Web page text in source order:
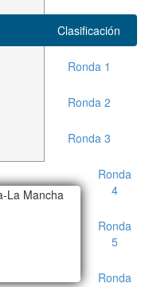
Clasificación
Ronda 1
Ronda 2
Ronda 3
Ronda
4
Ronda
5
Ronda